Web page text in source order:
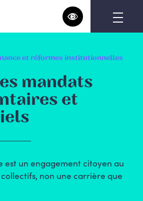
et réformes institutionnelles
mandats
et
est un engagement citoyen au
non une carrière que